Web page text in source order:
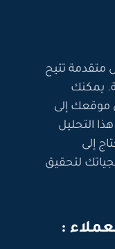
متقدمة تتيح
يمكنك
موقعك إلى
التحليل
إلى
لتحقيق